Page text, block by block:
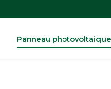
Panneau photovoltaïque